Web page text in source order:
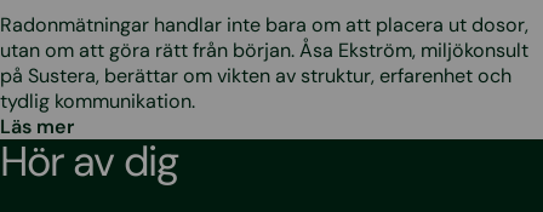
Radonmätningar handlar inte bara om att placera ut dosor,
utan om att göra rätt från början. Åsa Ekström, miljökonsult
på Sustera, berättar om vikten av struktur, erfarenhet och
tydlig kommunikation.
Läs mer
Hör av dig